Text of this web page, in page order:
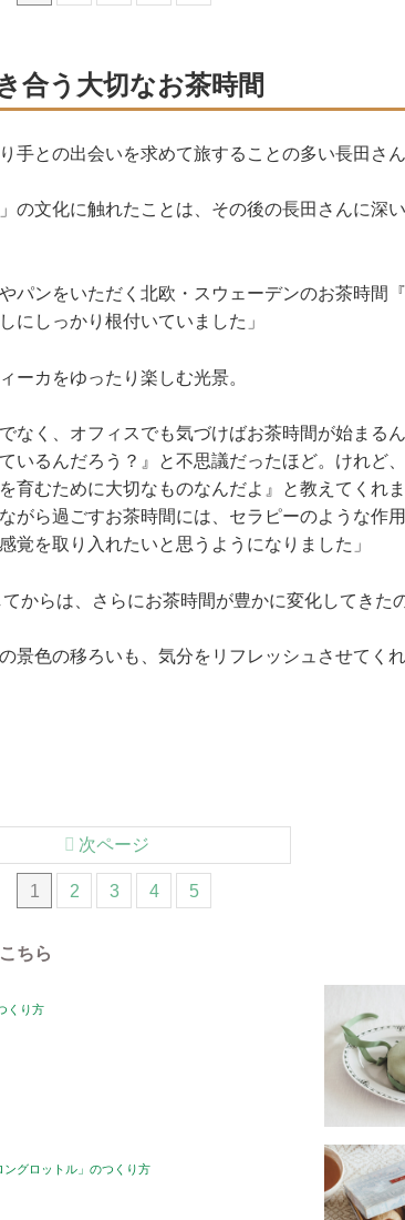
合う大切なお茶時間
手との出会いを求めて旅することの多い長田さん
の文化に触れたことは、その後の長田さんに深
パンをいただく北欧・スウェーデンのお茶時間『
にしっかり根付いていました」
ーカをゆったり楽しむ光景。
なく、オフィスでも気づけばお茶時間が始まる
いるんだろう？』と不思議だったほど。けれど
育むために大切なものなんだよ』と教えてくれ
がら過ごすお茶時間には、セラピーのような作
覚を取り入れたいと思うようになりました」
からは、さらにお茶時間が豊かに変化してきた
景色の移ろいも、気分をリフレッシュさせてく
1 2 3 4 5
次ページ
ちら
くり方
ングロットル」のつくり方